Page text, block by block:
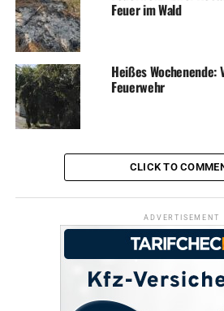
Durch einen Trupp unter
Belüftungsmaßnahmen
wurde anschließend an einen
übergeben und der Einsatz konnte
Stunde beendet. Neben den
Einsatzkräften waren noch der
und die Polizei vor Ort.
ADVERTISEMENT
Bild: Hinter der Fassade war es zu
Entstehungsbrand gekommen
Feuer im Wald
Heißes Wochenende:
Feuerwehr
CLICK TO
ADVERTISEMENT